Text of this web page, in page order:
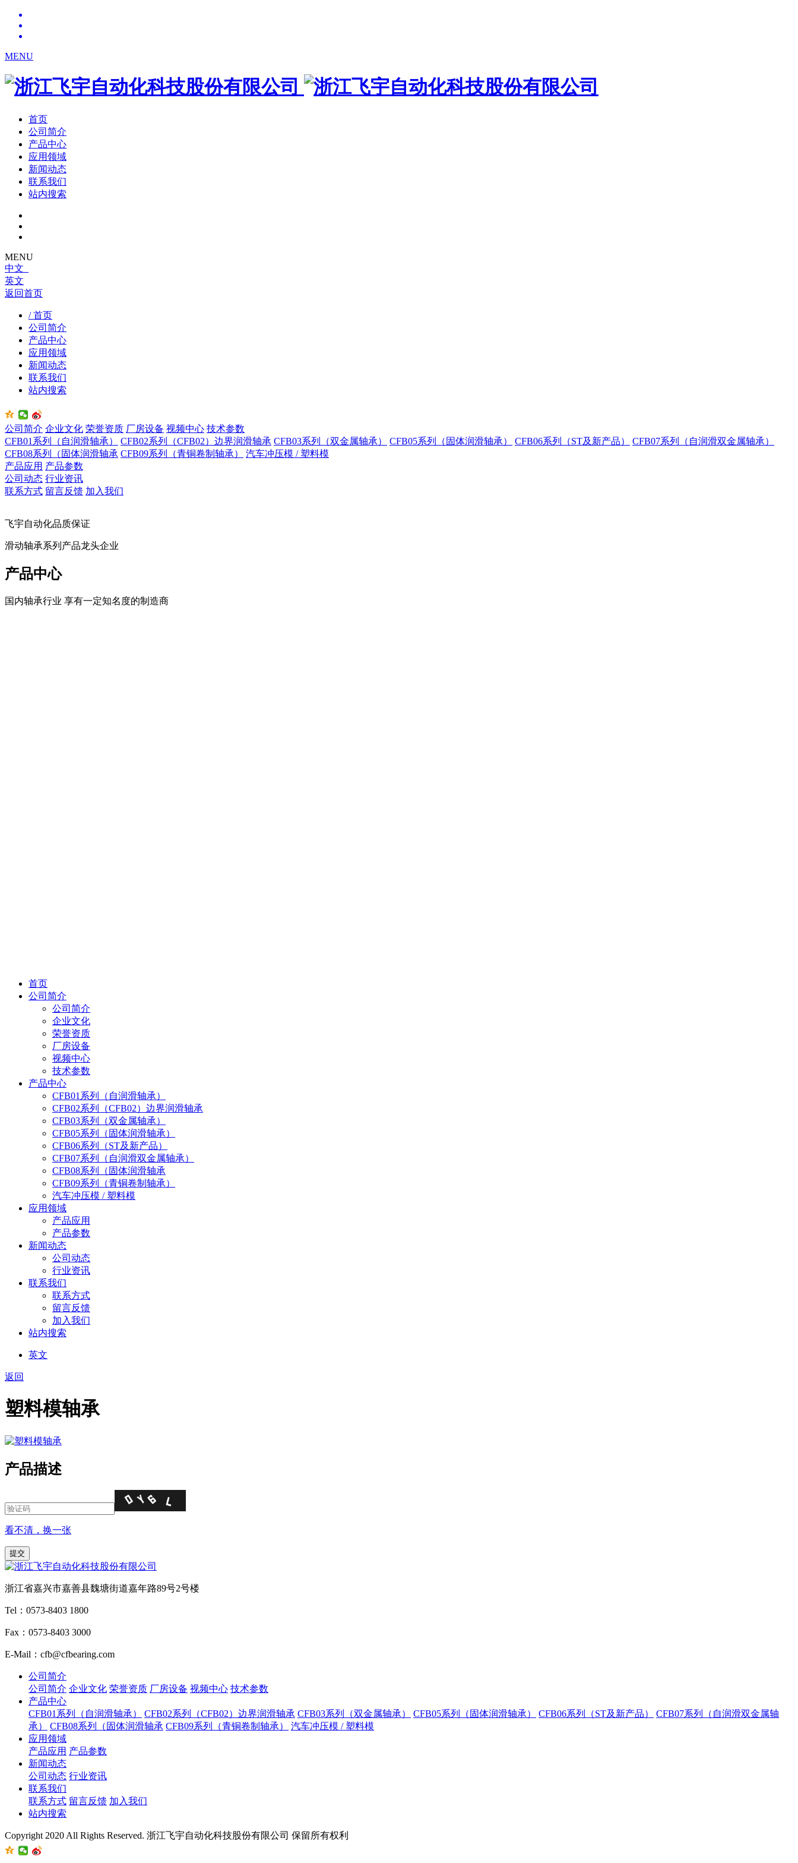
MENU
首页
公司简介
产品中心
应用领域
新闻动态
联系我们
站内搜索
MENU
中文
英文
返回首页
/ 首页
公司简介
产品中心
应用领域
新闻动态
联系我们
站内搜索
公司简介 企业文化 荣誉资质 厂房设备 视频中心 技术参数
CFB01系列（自润滑轴承）
CFB02系列（CFB02）边界润滑轴承 CFB03系列（双金属轴承） CFB05系列（固体润滑轴承） CFB06系列（ST及新产品）
CFB07系列（自润滑双金属轴承）
CFB08系列（固体润滑轴承 CFB09系列（青铜卷制轴承）
汽车冲压模 / 塑料模
产品应用 产品参数
公司动态 行业资讯
联系方式 留言反馈 加入我们
飞宇自动化品质保证
滑动轴承系列产品龙头企业
产品中心
国内轴承行业 享有一定知名度的制造商
首页
公司简介
公司简介
企业文化
荣誉资质
厂房设备
视频中心
技术参数
产品中心
CFB01系列（自润滑轴承）
CFB02系列（CFB02）边界润滑轴承
CFB03系列（双金属轴承）
CFB05系列（固体润滑轴承）
CFB06系列（ST及新产品）
CFB07系列（自润滑双金属轴承）
CFB08系列（固体润滑轴承
CFB09系列（青铜卷制轴承）
汽车冲压模 / 塑料模
应用领域
产品应用
产品参数
新闻动态
公司动态
行业资讯
联系我们
联系方式
留言反馈
加入我们
站内搜索
英文
返回
塑料模轴承
产品描述
看不清，换一张
浙江省嘉兴市嘉善县魏塘街道嘉年路89号2号楼
Tel：0573-8403 1800
Fax：0573-8403 3000
E-Mail：cfb@cfbearing.com
公司简介
公司简介 企业文化 荣誉资质 厂房设备 视频中心 技术参数
产品中心
CFB01系列（自润滑轴承）
CFB02系列（CFB02）边界润滑轴承 CFB03系列（双金属轴承） CFB05系列（固体润滑轴承） CFB06系列（ST及新产品）
CFB07系列（自润滑双金属轴
承）
CFB08系列（固体润滑轴承 CFB09系列（青铜卷制轴承）
汽车冲压模 / 塑料模
应用领域
产品应用 产品参数
新闻动态
公司动态 行业资讯
联系我们
联系方式 留言反馈 加入我们
站内搜索
Copyright 2020 All Rights Reserved. 浙江飞宇自动化科技股份有限公司 保留所有权利